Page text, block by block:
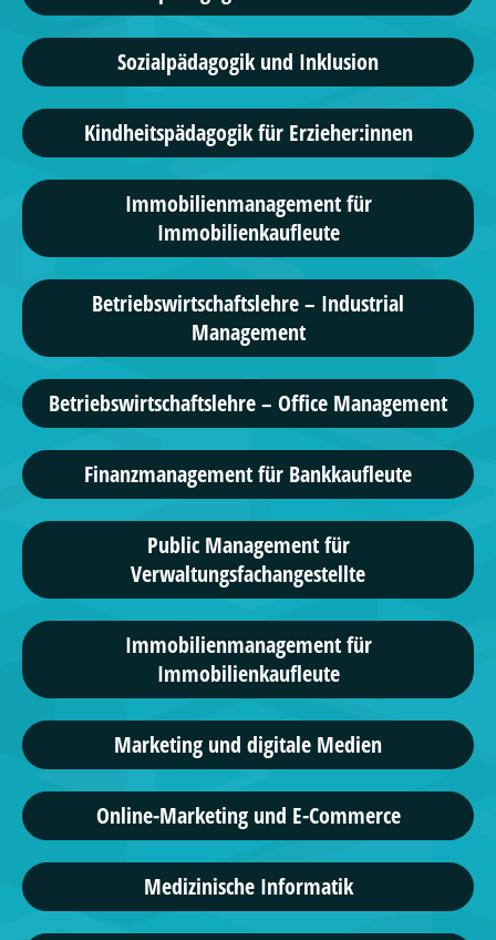
Sozialpädagogik und Inklusion
Kindheitspädagogik für Erzieher:innen
Immobilienmanagement für
Immobilienkaufleute
Betriebswirtschaftslehre – Industrial
Management
Betriebswirtschaftslehre – Office Management
Finanzmanagement für Bankkaufleute
Public Management für
Verwaltungsfachangestellte
Immobilienmanagement für
Immobilienkaufleute
Marketing und digitale Medien
Online-Marketing und E-Commerce
Medizinische Informatik